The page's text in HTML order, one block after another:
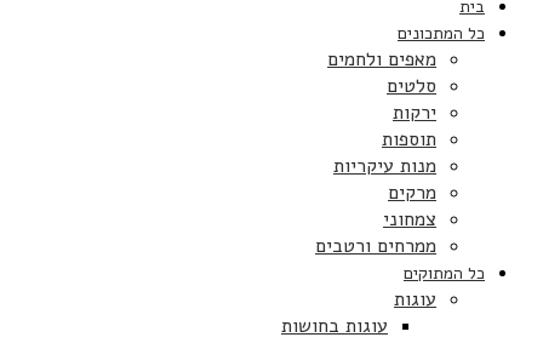
בית
כל המתכונים
מאפים ולחמים
סלטים
ירקות
תוספות
מנות עיקריות
מרקים
צמחוני
ממרחים ורטבים
כל המתוקים
עוגות
עוגות בחושות